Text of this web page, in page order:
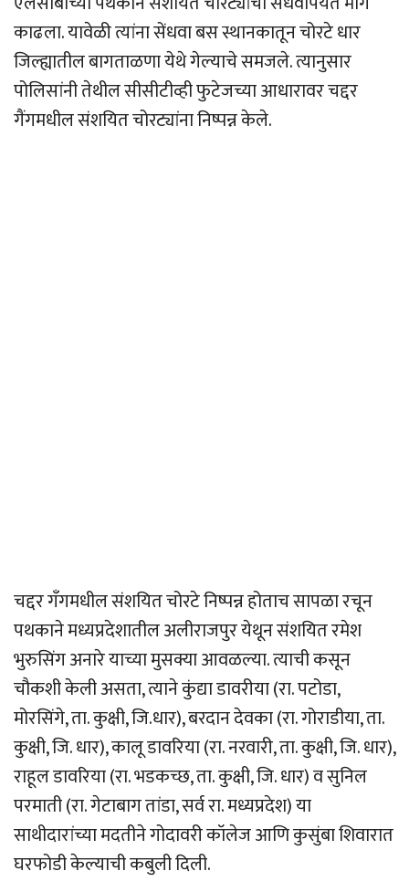
काढला. यावेळी त्यांना सेंधवा बस स्थानकातून चोरटे धार
जिल्ह्यातील बागताळणा येथे गेल्याचे समजले. त्यानुसार
पोलिसांनी तेथील सीसीटीव्ही फुटेजच्या आधारावर चद्दर
गैंगमधील संशयित चोरट्यांना निष्पन्न केले.
चद्दर गँगमधील संशयित चोरटे निष्पन्न होताच सापळा रचून
पथकाने मध्यप्रदेशातील अलीराजपुर येथून संशयित रमेश
भुरुसिंग अनारे याच्या मुसक्या आवळल्या. त्याची कसून
चौकशी केली असता, त्याने कुंद्या डावरीया (रा. पटोडा,
मोरसिंगे, ता. कुक्षी, जि.धार), बरदान देवका (रा. गोराडीया, ता.
कुक्षी, जि. धार), कालू डावरिया (रा. नरवारी, ता. कुक्षी, जि. धार),
राहूल डावरिया (रा. भडकच्छ, ता. कुक्षी, जि. धार) व सुनिल
परमाती (रा. गेटाबाग तांडा, सर्व रा. मध्यप्रदेश) या
साथीदारांच्या मदतीने गोदावरी कॉलेज आणि कुसुंबा शिवारात
घरफोडी केल्याची कबुली दिली.